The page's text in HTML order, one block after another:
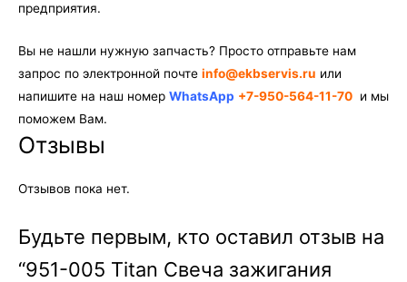
предприятия.
Вы не нашли нужную запчасть? Просто отправьте нам
запрос по электронной почте info@ekbservis.ru или
напишите на наш номер WhatsApp +7-950-564-11-70 и мы
поможем Вам.
Отзывы
Отзывов пока нет.
Будьте первым, кто оставил отзыв на
“951-005 Titan Свеча зажигания